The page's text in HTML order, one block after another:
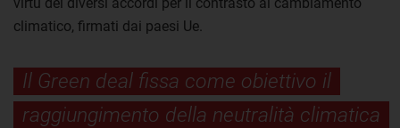
climatico, firmati dai paesi Ue.
Il Green deal fissa come obiettivo il
raggiungimento della neutralità climatica